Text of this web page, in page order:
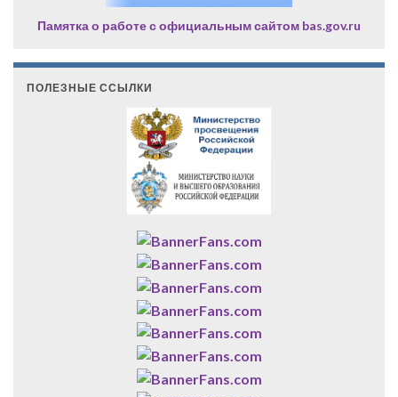
Памятка о работе с официальным сайтом bas.gov.ru
ПОЛЕЗНЫЕ ССЫЛКИ